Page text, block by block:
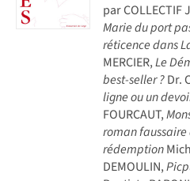
par COLLECTIF
Marie du port
réticence dans
MERCIER,Le
best-seller ?Dr.
ligne ou un
FOURCAUT,
roman faussaire
rédemption
DEMOULIN,